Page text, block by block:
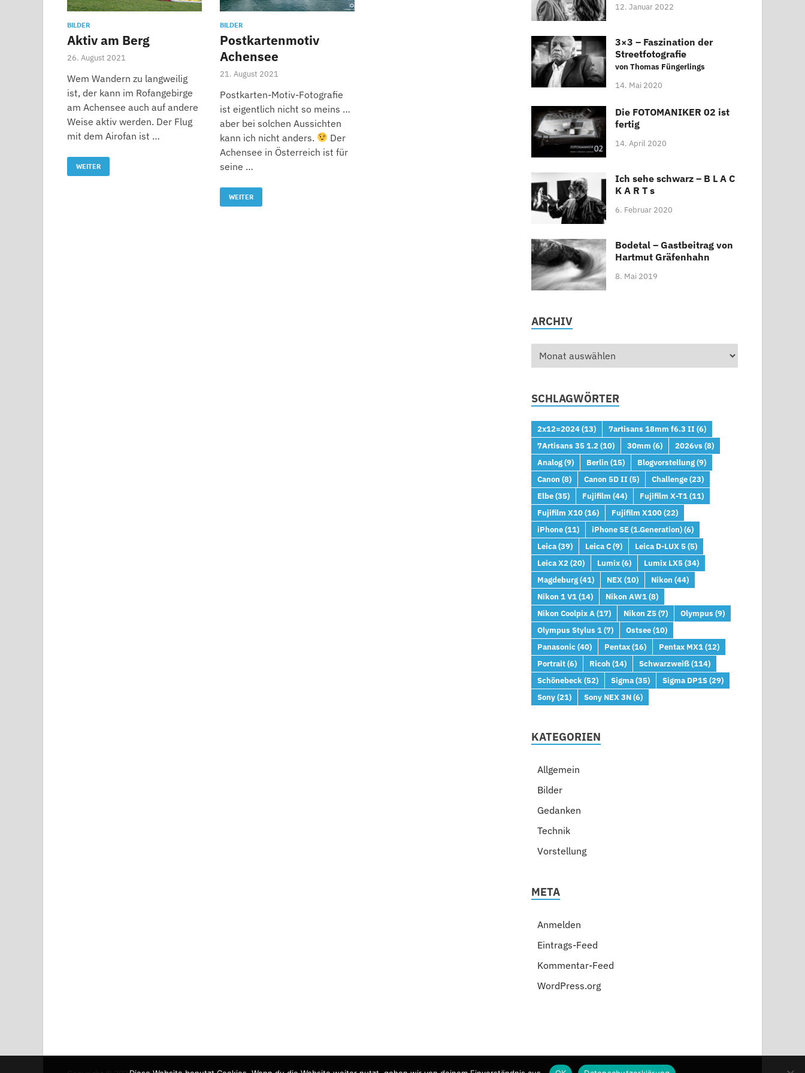
BILDER
Aktiv am Berg
26. August 2021
Wem Wandern zu langweilig
ist, der kann im Rofangebirge
am Achensee auch auf andere
Weise aktiv werden. Der Flug
mit dem Airofan ist …
WEITER
BILDER
Postkartenmotiv
Achensee
21. August 2021
Postkarten-Motiv-Fotografie
ist eigentlich nicht so meins …
aber bei solchen Aussichten
kann ich nicht anders.
Der
Achensee in Österreich ist für
seine …
WEITER
12. Januar 2022
3×3 – Faszination der
Streetfotografie
von Thomas Füngerlings
14. Mai 2020
Die FOTOMANIKER 02 ist
fertig
14. April 2020
Ich sehe schwarz – B L A C
K A R T s
6. Februar 2020
Bodetal – Gastbeitrag von
Hartmut Gräfenhahn
8. Mai 2019
ARCHIV
SCHLAGWÖRTER
2x12=2024(13) 7artisans 18mm f6.3 II (6)
7Artisans 35 1.2(10) 30mm (6) 2026vs (8)
Analog(9) Berlin (15) Blogvorstellung(9)
Canon (8) Canon 5D II (5) Challenge(23)
Elbe(35) Fujifilm (44) Fujifilm X-T1(11)
Fujifilm X10(16) Fujifilm X100(22)
iPhone(11) iPhone SE (1.Generation)(6)
Leica(39) Leica C(9) Leica D-LUX 5(5)
Leica X2(20) Lumix(6) Lumix LX5(34)
Magdeburg(41) NEX(10) Nikon (44)
Nikon 1 V1(14) Nikon AW1(8)
Nikon Coolpix A(17) Nikon Z5(7) Olympus (9)
Olympus Stylus 1(7) Ostsee(10)
Panasonic(40) Pentax(16) Pentax MX1(12)
Portrait(6) Ricoh (14) Schwarzweiß(114)
Schönebeck(52) Sigma(35) Sigma DP1S(29)
Sony(21) Sony NEX 3N(6)
KATEGORIEN
Allgemein
Bilder
Gedanken
Technik
Vorstellung
META
Anmelden
Eintrags-Feed
Kommentar-Feed
WordPress.org